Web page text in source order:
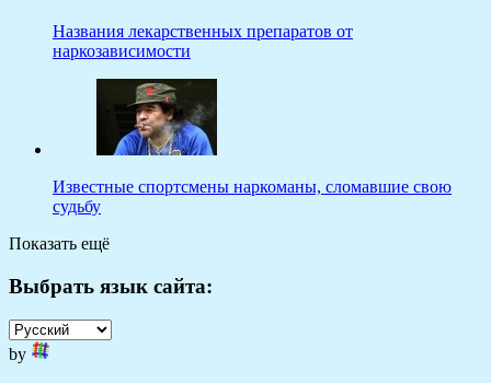
Названия лекарственных препаратов от
наркозависимости
Известные спортсмены наркоманы, сломавшие свою
судьбу
Показать ещё
Выбрать язык сайта:
by